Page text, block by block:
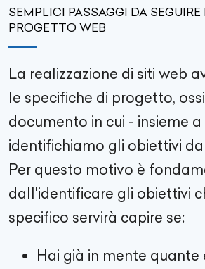
SEMPLICI PASSAGGI DA SEGUIRE
PROGETTO WEB
La realizzazione di siti web
le specifiche di progetto,
documento in cui - insieme a
identifichiamo gli obiettivi
Per questo motivo è
dall'identificare gli obiettivi
specifico servirà capire se:
Hai già in mente quante